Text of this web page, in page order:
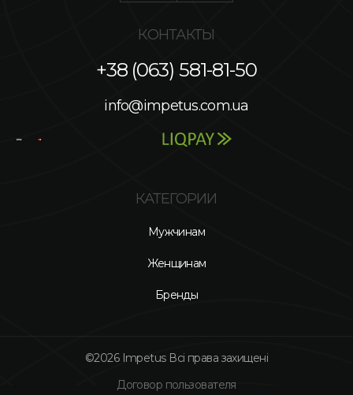
КОНТАКТЫ
+38 (063) 581-81-50
info@impetus.com.ua
КАТЕГОРИИ
Мужчинам
Женщинам
Бренды
©2026 Impetus Всі права захищені
Договор пользователя